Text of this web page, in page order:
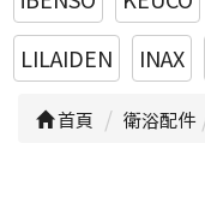
LILAIDEN
INAX
首頁 衛浴配件